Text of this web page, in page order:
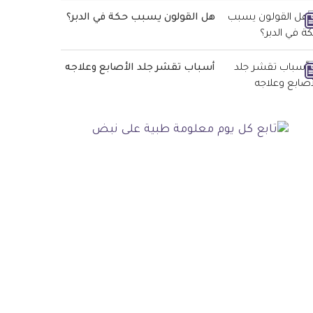
هل القولون يسبب حكة في الدبر؟
أسباب تقشر جلد الأصابع وعلاجه